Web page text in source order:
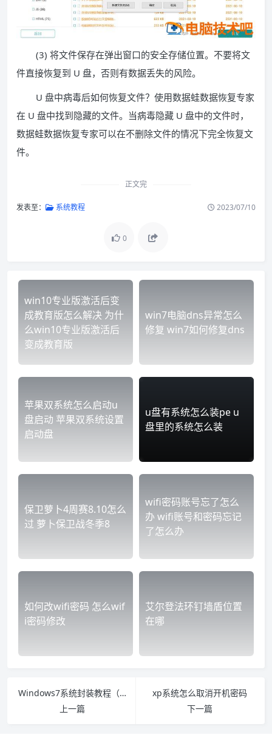
(3) 将文件保存在弹出窗口的安全存储位置。不要将文
件直接恢复到 U 盘，否则有数据丢失的风险。
U 盘中病毒后如何恢复文件？使用数据蛙数据恢复专家
在 U 盘中找到隐藏的文件。当病毒隐藏 U 盘中的文件时，
数据蛙数据恢复专家可以在不删除文件的情况下完全恢复文
件。
正文完
发表至： 系统教程 2023/07/10
0
win10专业版激活后变
成教育版怎么解决 为什
么win10专业版激活后
变成教育版
win7电脑dns异常怎么
修复 win7如何修复dns
苹果双系统怎么启动u
盘启动 苹果双系统设置
启动盘
u盘有系统怎么装pe u
盘里的系统怎么装
保卫萝卜4周赛8.10怎么
过 萝卜保卫战冬季8
wifi密码账号忘了怎么
办 wifi账号和密码忘记
了怎么办
如何改wifi密码 怎么wif
i密码修改
艾尔登法环钉墙盾位置
在哪
Windows7系统封装教程（详细图解）
上一篇
xp系统怎么取消开机密码
下一篇